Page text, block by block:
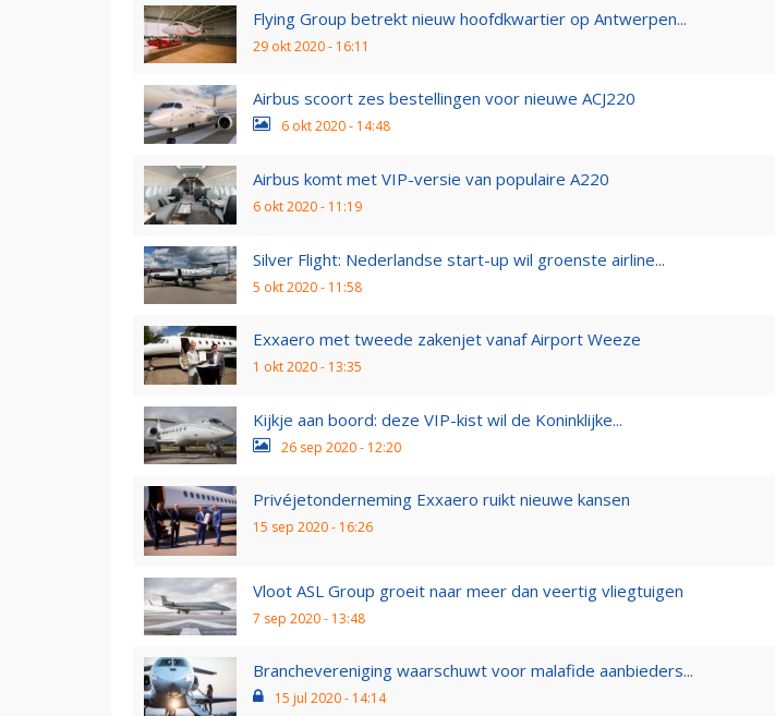
Flying Group betrekt nieuw hoofdkwartier op Antwerpen...
29 okt 2020 - 16:11
Airbus scoort zes bestellingen voor nieuwe ACJ220
6 okt 2020 - 14:48
Airbus komt met VIP-versie van populaire A220
6 okt 2020 - 11:19
Silver Flight: Nederlandse start-up wil groenste airline...
5 okt 2020 - 11:58
Exxaero met tweede zakenjet vanaf Airport Weeze
1 okt 2020 - 13:35
Kijkje aan boord: deze VIP-kist wil de Koninklijke...
26 sep 2020 - 12:20
Privéjetonderneming Exxaero ruikt nieuwe kansen
15 sep 2020 - 16:26
Vloot ASL Group groeit naar meer dan veertig vliegtuigen
7 sep 2020 - 13:48
Branchevereniging waarschuwt voor malafide aanbieders...
15 jul 2020 - 14:14